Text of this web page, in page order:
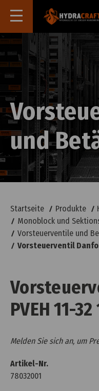
und
Startseite Produkte
Monoblock und
Vorsteuerventile und
Vorsteuerventil
PVEH 11-
Melden Sie sich an, um
Artikel-Nr.
78032001